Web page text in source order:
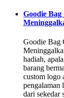
Goodie
Goodie Bag
hadiah,
barang
custom logo
pengalaman
dari sekedar